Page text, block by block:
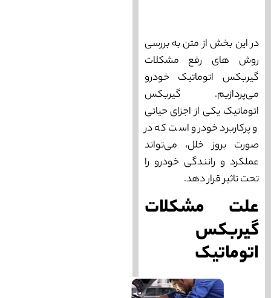
در این بخش از متن به بررسی
روش‌ های رفع مشکلات
گیربکس اتوماتیک خودرو
می‌‌پردازیم. گیربکس
اتوماتیک یکی از اجزای حیاتی
و پرکاربرد خودرو است که در
صورت بروز خلل، می‌‌تواند
عملکرد و رانندگی خودرو را
تحت تاثیر قرار دهد.
علت مشکلات
گیربکس
اتوماتیک